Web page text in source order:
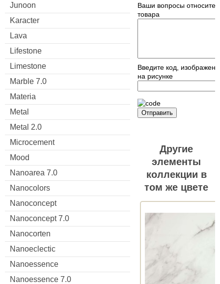
Junoon
Karacter
Lava
Lifestone
Limestone
Marble 7.0
Materia
Metal
Metal 2.0
Microcement
Mood
Nanoarea 7.0
Nanocolors
Nanoconcept
Nanoconcept 7.0
Nanocorten
Nanoeclectic
Nanoessence
Nanoessence 7.0
Ваши вопросы
товара
Введите код,
на рисунке
Отправить
Другие
элементы
коллекции в
том же цвете